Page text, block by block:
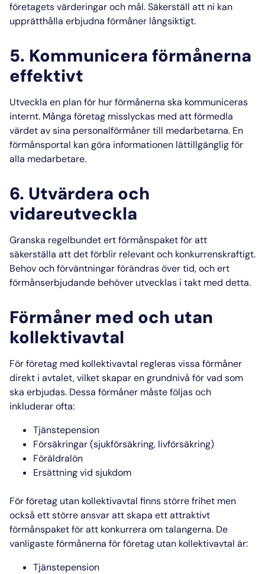
företagets värderingar och mål. Säkerställ att ni kan
upprätthålla erbjudna förmåner långsiktigt.
5. Kommunicera förmånerna
effektivt
Utveckla en plan för hur förmånerna ska kommuniceras
internt. Många företag misslyckas med att förmedla
värdet av sina personalförmåner till medarbetarna. En
förmånsportal kan göra informationen lättillgänglig för
alla medarbetare.
6. Utvärdera och
vidareutveckla
Granska regelbundet ert förmånspaket för att
säkerställa att det förblir relevant och konkurrenskraftigt.
Behov och förväntningar förändras över tid, och ert
förmånserbjudande behöver utvecklas i takt med detta.
Förmåner med och utan
kollektivavtal
För företag med kollektivavtal regleras vissa förmåner
direkt i avtalet, vilket skapar en grundnivå för vad som
ska erbjudas. Dessa förmåner måste följas och
inkluderar ofta:
Tjänstepension
Försäkringar (sjukförsäkring, livförsäkring)
Föräldralön
Ersättning vid sjukdom
För företag utan kollektivavtal finns större frihet men
också ett större ansvar att skapa ett attraktivt
förmånspaket för att konkurrera om talangerna. De
vanligaste förmånerna för företag utan kollektivavtal är:
Tjänstepension